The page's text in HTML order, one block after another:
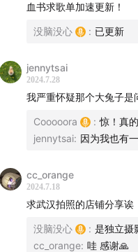
我们收到过的让人深刻
Cora：宝利来、肌肉男
最近被拍案叫绝的好
DIY相册，怎么会这么
自我感觉良好的送礼
送给爸爸的终极必杀
血书求歌单加速更新！
没脑没心 : 已更新
jennytsai
2024.7.28
我严重怀疑那个大兔子是
Cooooora : 惊！真
jennytsai: 因为我也有
cc_orange
2024.7.18
求武汉拍照的店铺分享诶
没脑没心 : 是独立摄
cc_orange: 哇 感谢🙏